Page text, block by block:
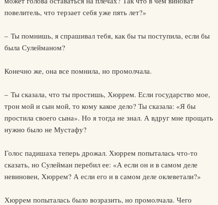
повелитель, что терзает себя уже пять лет?»
– Ты помнишь, я спрашивал тебя, как бы ты поступила, если бы
была Сулейманом?
Конечно же, она все помнила, но промолчала.
– Ты сказала, что ты простишь, Хюррем. Если государство мое,
трон мой и сын мой, то кому какое дело? Ты сказала: «Я бы
простила своего сына». Но я тогда не знал. А вдруг мне прощать
нужно было не Мустафу?
Голос падишаха теперь дрожал. Хюррем попыталась что-то
сказать, но Сулейман перебил ее: «А если он и в самом деле
невиновен, Хюррем? А если его и в самом деле оклеветали?»
Хюррем попыталась было возразить, но промолчала. Чего